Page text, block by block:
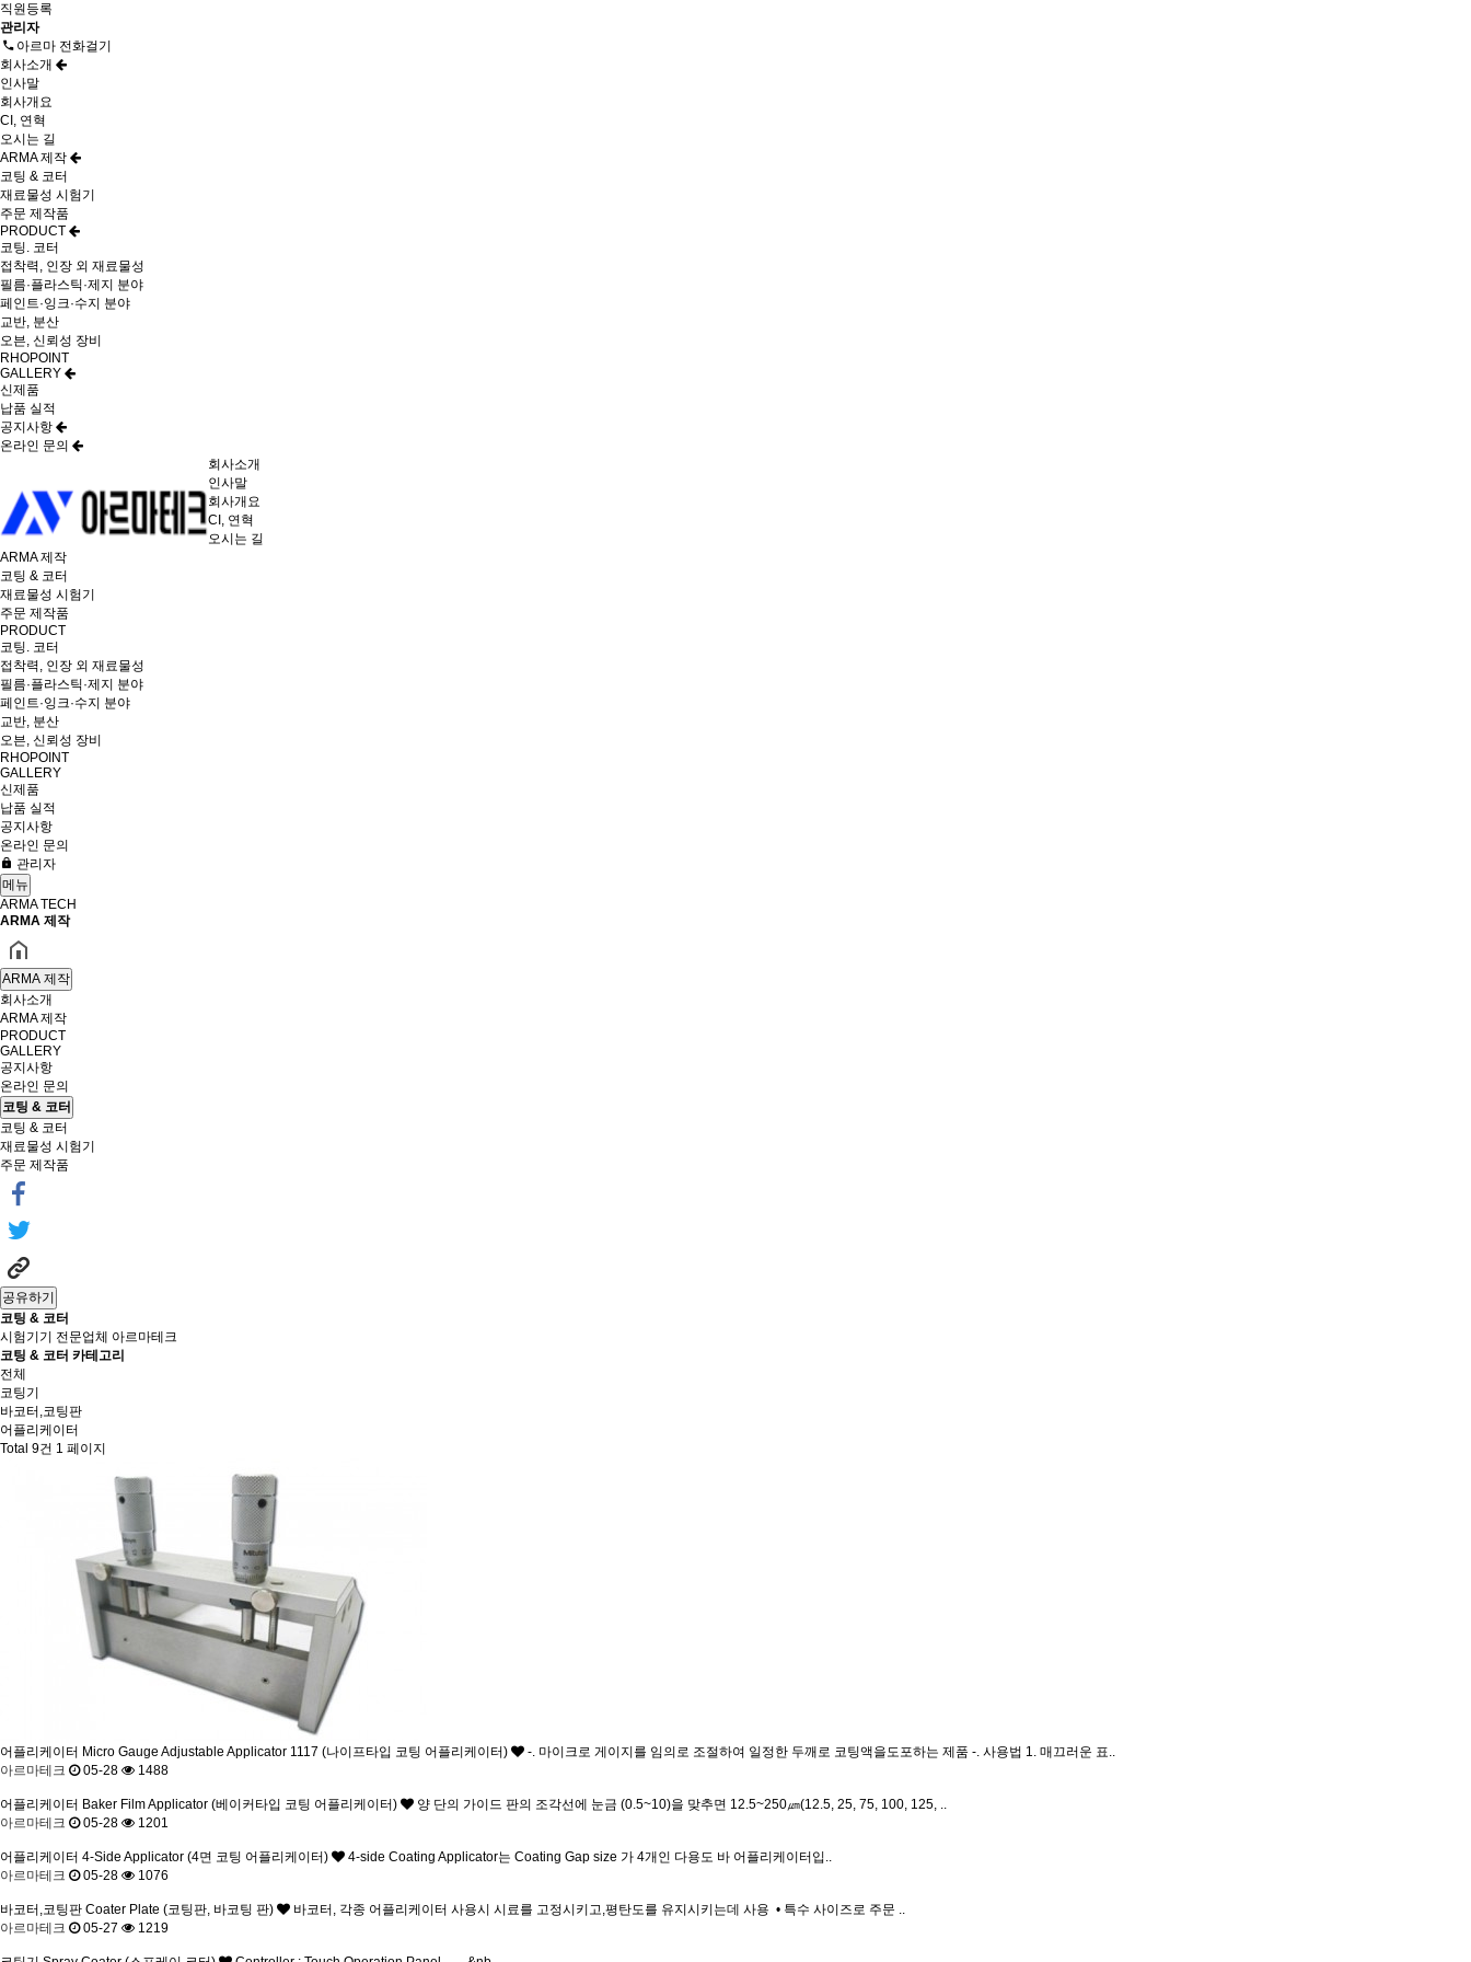
직원등록
관리자
아르마 전화걸기
회사소개
인사말
회사개요
CI, 연혁
오시는 길
ARMA 제작
코팅 & 코터
재료물성 시험기
주문 제작품
PRODUCT
코팅. 코터
접착력, 인장 외 재료물성
필름·플라스틱·제지 분야
페인트·잉크·수지 분야
교반, 분산
오븐, 신뢰성 장비
RHOPOINT
GALLERY
신제품
납품 실적
공지사항
온라인 문의
회사소개
인사말
회사개요
CI, 연혁
오시는 길
ARMA 제작
코팅 & 코터
재료물성 시험기
주문 제작품
PRODUCT
코팅. 코터
접착력, 인장 외 재료물성
필름·플라스틱·제지 분야
페인트·잉크·수지 분야
교반, 분산
오븐, 신뢰성 장비
RHOPOINT
GALLERY
신제품
납품 실적
공지사항
온라인 문의
관리자
메뉴
ARMA TECH
ARMA 제작
ARMA 제작
회사소개
ARMA 제작
PRODUCT
GALLERY
공지사항
온라인 문의
코팅 & 코터
코팅 & 코터
재료물성 시험기
주문 제작품
공유하기
코팅 & 코터
시험기기 전문업체 아르마테크
코팅 & 코터 카테고리
전체
코팅기
바코터,코팅판
어플리케이터
Total 9건 1 페이지
어플리케이터 Micro Gauge Adjustable Applicator 1117 (나이프타입 코팅 어플리케이터)
-. 마이크로 게이지를 임의로 조절하여 일정한 두깨로 코팅액을도포하는 제품 -. 사용법 1. 매끄러운 표..
아르마테크
05-28 1488
어플리케이터 Baker Film Applicator (베이커타입 코팅 어플리케이터)
양 단의 가이드 판의 조각선에 눈금 (0.5~10)을 맞추면 12.5~250㎛(12.5, 25, 75, 100, 125, ..
아르마테크
05-28 1201
어플리케이터 4-Side Applicator (4면 코팅 어플리케이터)
4-side Coating Applicator는 Coating Gap size 가 4개인 다용도 바 어플리케이터입..
아르마테크
05-28 1076
바코터,코팅판 Coater Plate (코팅판, 바코팅 판)
바코터, 각종 어플리케이터 사용시 시료를 고정시키고,평탄도를 유지시키는데 사용 • 특수 사이즈로 주문 ..
아르마테크
05-27 1219